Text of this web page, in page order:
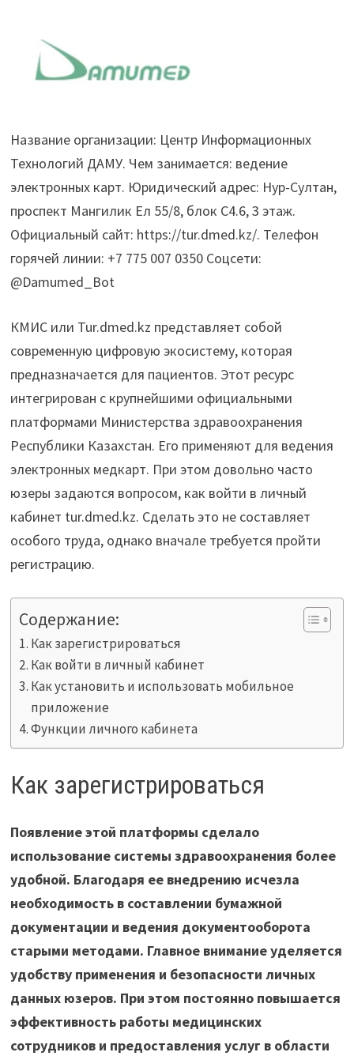
Название организации: Центр Информационных
Технологий ДАМУ. Чем занимается: ведение
электронных карт. Юридический адрес: Нур-Султан,
проспект Мангилик Ел 55/8, блок С4.6, 3 этаж.
Официальный сайт: https://tur.dmed.kz/. Телефон
горячей линии: +7 775 007 0350 Соцсети:
@Damumed_Bot
КМИС или Tur.dmed.kz представляет собой
современную цифровую экосистему, которая
предназначается для пациентов. Этот ресурс
интегрирован с крупнейшими официальными
платформами Министерства здравоохранения
Республики Казахстан. Его применяют для ведения
электронных медкарт. При этом довольно часто
юзеры задаются вопросом, как войти в личный
кабинет tur.dmed.kz. Сделать это не составляет
особого труда, однако вначале требуется пройти
регистрацию.
Содержание:
Как зарегистрироваться
Как войти в личный кабинет
Как установить и использовать мобильное
приложение
Функции личного кабинета
Как зарегистрироваться
Появление этой платформы сделало
использование системы здравоохранения более
удобной. Благодаря ее внедрению исчезла
необходимость в составлении бумажной
документации и ведения документооборота
старыми методами. Главное внимание уделяется
удобству применения и безопасности личных
данных юзеров. При этом постоянно повышается
эффективность работы медицинских
сотрудников и предоставления услуг в области